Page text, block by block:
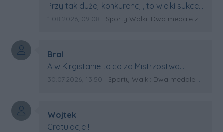
Treść komentarza:
Przy tak dużej konkurencji, to wielki sukces
Artura. Gratulacje !
Data dodania komentarza:
1.08.2026, 09:08 Źródło komentarza:
Sporty Walki: Dwa medale za oceanem
Autor komentarza:
Bral
Treść komentarza:
A w Kirgistanie to co za Mistrzostwa
Swiata?
Data dodania komentarza:
30.07.2026, 13:50 Źródło komentarza:
Sporty Walki: Dwa medale za oceanem
Autor komentarza:
Wojtek
Treść komentarza:
Gratulacje !!